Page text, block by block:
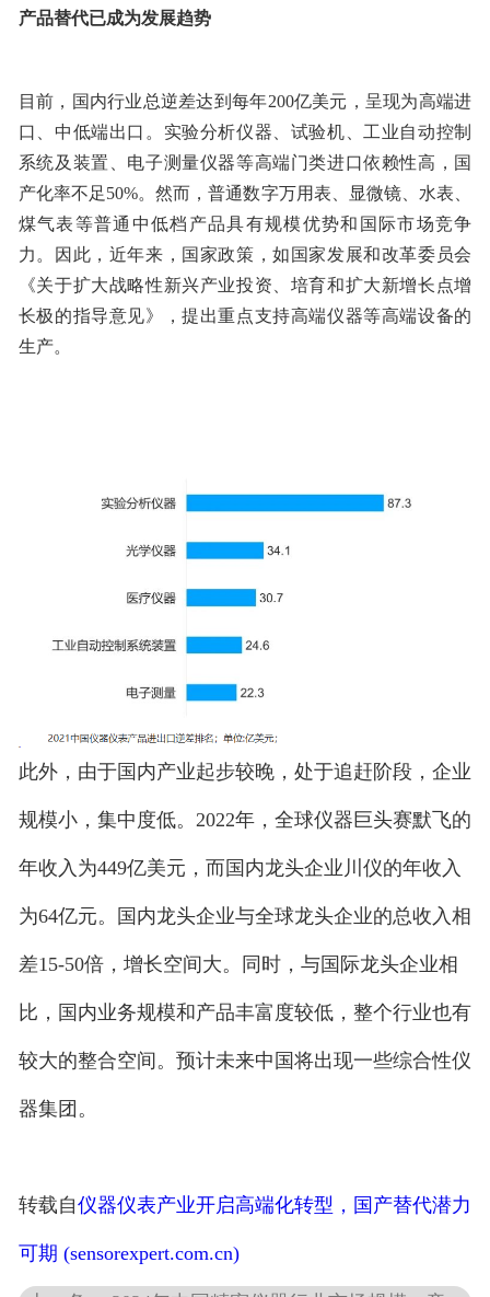
产品替代已成为发展趋势
目前，国内行业总逆差达到每年200亿美元，呈现为高端进
口、中低端出口。实验分析仪器、试验机、工业自动控制
系统及装置、电子测量仪器等高端门类进口依赖性高，国
产化率不足50%。然而，普通数字万用表、显微镜、水表、
煤气表等普通中低档产品具有规模优势和国际市场竞争
力。因此，近年来，国家政策，如国家发展和改革委员会
《关于扩大战略性新兴产业投资、培育和扩大新增长点增
长极的指导意见》，提出重点支持高端仪器等高端设备的
生产。
此外，由于国内产业起步较晚，处于追赶阶段，企业
规模小，集中度低。2022年，全球仪器巨头赛默飞的
年收入为449亿美元，而国内龙头企业川仪的年收入
为64亿元。国内龙头企业与全球龙头企业的总收入相
差15-50倍，增长空间大。同时，与国际龙头企业相
比，国内业务规模和产品丰富度较低，整个行业也有
较大的整合空间。预计未来中国将出现一些综合性仪
器集团。
转载自仪器仪表产业开启高端化转型，国产替代潜力
可期 (sensorexpert.com.cn)